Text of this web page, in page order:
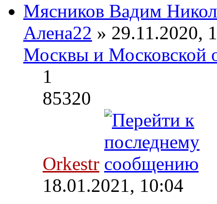
Мясников Вадим
Алена22 » 29.11.2020,
Москвы и Московской
1
85320
Orkestr
18.01.2021, 10:04